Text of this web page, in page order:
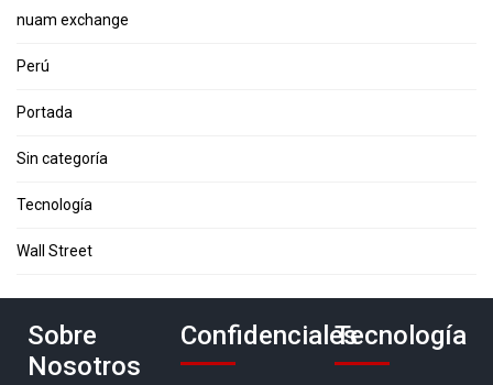
nuam exchange
Perú
Portada
Sin categoría
Tecnología
Wall Street
Sobre
Nosotros
ConfidencialesTecnología